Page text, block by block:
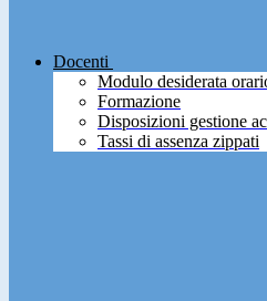
Docenti
Modulo desiderata
Formazione
Disposizioni gestione
Tassi di assenza zippati